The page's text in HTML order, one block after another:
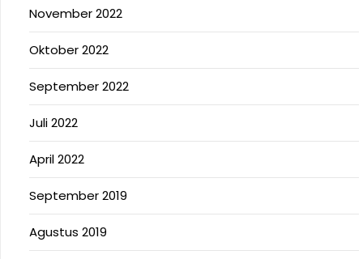
November 2022
Oktober 2022
September 2022
Juli 2022
April 2022
September 2019
Agustus 2019